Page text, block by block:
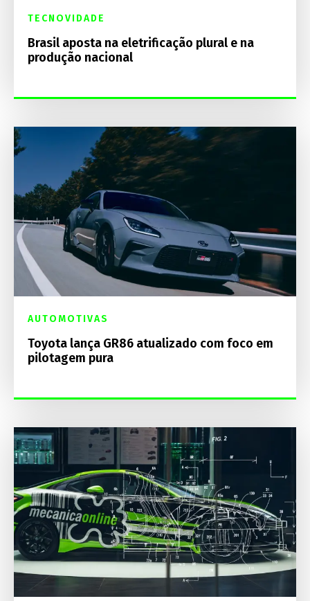
TECNOVIDADE
Brasil aposta na eletrificação plural e na
produção nacional
AUTOMOTIVAS
Toyota lança GR86 atualizado com foco em
pilotagem pura